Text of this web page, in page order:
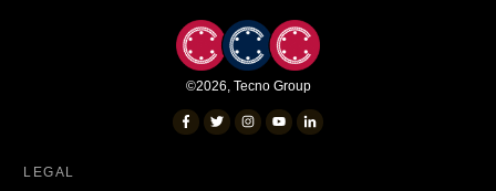
©2026 Tecno Group
LEGAL